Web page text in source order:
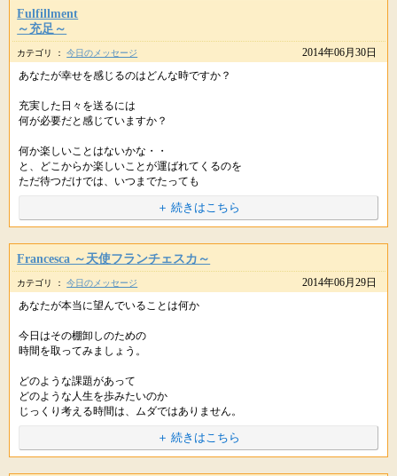
気になる方は、ぜひ〆切り前にお申し込みくださいね。
▼詳しくはこちら
PC・スマホ版 :http://star-mall.net/shizuku/item/cosmo/
■キラキラと輝きたいあなたに・・葵先生の新ブレスレット
あなたに備わっている気品をより一層高めて
▼自信をもちたい、目標を達成したい、ポジティブになりたい・・という
方には
ブルートパーズ＆スターカット水晶ブレスレット
PC・スマホ :http://star-mall.net/shizuku/item/cpn/celestial01/
携帯版 :http://star-mall.net/shizuku/keitai/cpn/celestial01/
▼新しい恋愛を引き寄せたい、今の愛を続けたい・・という方には
クンツァイトキャッツアイ＆スターカット水晶ブレスレット
携帯版 : http://star-mall.net/shizuku/keitai/cpn/celestial02/
あなたの気品を高め、さらなる幸せを手にしてくださいね。ﾟ+｡ﾟ(ﾉﾟ∀ﾟ)ﾉﾟ｡
+ﾟ
また何かステキなことがありましたら、教えてくださいね。(o'∀'o)ゞ
【浄化水晶さざれ石】
PC･スマホ :http://star-mall.net/shizuku/item/joka/
※掲載している内容は、星のしずくに寄せられた個人の体験談で 効果には
※ヒーリングはお薬ではありませんので医師から処方された薬や治療の代
わりに使うことは避けてください。医師の指示を尊重・最優先してくだ
近いうちに何かステキなことが
運ばれてくるのだと思いますよ。
ぜひワクワクして楽しみにお待ちいただければと思います。
また何かステキなことがありましたら、教えてくださいね。ヾ(*´o｀*)
【天上清愛パワーストーン】
PC･スマホ :http://star-mall.net/shizuku/item/tenjoseiai/
携帯版 :http://star-mall.net/shizuku/keitai/tenjoseiai/
URLをコピペしてシェアもできます。
でも、今回はそんなことはなく。
サラサラした感じで接することができたんです。
相手の状況を探って聞き出すわけでもなく
相手が聞いてきたらそれに対してシンプルに答えたり。
LINEをやろうとすすめられても、私は興味ないからと丁寧に断ることがで
きたり
くなりました。
すごい自分らしさを出すことができたんです
そして、友人と服屋で買い物をしてた時、お店の人と友人が話が盛り上が
その時の私は何かはみ出された感じで寂しいなと感じていたのですが、
家に帰ってから、どうしてあの時、あんな気持ちになったのか自分に問い
かけてみたら
愛されてないと勘違いしてしまったんだなと、、、
私は愛された存在だよとつぶやいたら胸の苦しさも消え、
友人に対しても優しい気持ちになれました。
そして、一番変わったと思うことは、相手の事をあまり気にしなくなった
とです。
過去の人のブログとかよく見てたのにそれもなくなって、、
Fulfillment
～充足～
カテゴリ ：今日のメッセージ
2014年06月30日
あなたが幸せを感じるのはどんな時ですか？
充実した日々を送るには
何が必要だと感じていますか？
何か楽しいことはないかな・・
と、どこからか楽しいことが運ばれてくるのを
ただ待つだけでは、いつまでたっても
楽しい、幸せ、と感じるのはあなた自身です。
他の人から与えられる物ではありません。
自分で感じる幸せを見つけていきましょう。
一瞬で消えうせる物ではありません。
新たな水脈ができたかのごとく、
ドンドン溢れてくるものです。
周囲にも分け与えていきましょう。
＋ 続きはこちら
Francesca ～天使フランチェスカ～
カテゴリ ：今日のメッセージ
2014年06月29日
あなたが本当に望んでいることは何か
今日はその棚卸しのための
時間を取ってみましょう。
どのような課題があって
どのような人生を歩みたいのか
じっくり考える時間は、ムダではありません。
決断することで、パワーを全開できます。
＋ 続きはこちら